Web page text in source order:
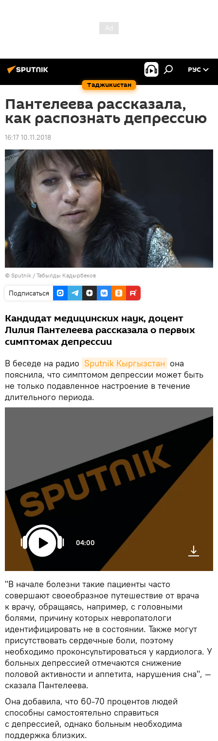
Таджикистан
РУС
Пантелеева рассказала,
как распознать депрессию
16:17 10.11.2018
© Sputnik / Табылды Кадырбеков
Подписаться
Кандидат медицинских наук, доцент
Лилия Пантелеева рассказала о первых
симптомах депрессии
В беседе на радио Sputnik Кыргызстан она
пояснила, что симптомом депрессии может быть
не только подавленное настроение в течение
длительного периода.
04:00
"В начале болезни такие пациенты часто
совершают своеобразное путешествие от врача
к врачу, обращаясь, например, с головными
болями, причину которых невропатологи
идентифицировать не в состоянии. Также могут
присутствовать сердечные боли, поэтому
необходимо проконсультироваться у кардиолога. У
больных депрессией отмечаются снижение
половой активности и аппетита, нарушения сна", —
сказала Пантелеева.
Она добавила, что 60-70 процентов людей
способны самостоятельно справиться
с депрессией, однако больным необходима
поддержка близких.